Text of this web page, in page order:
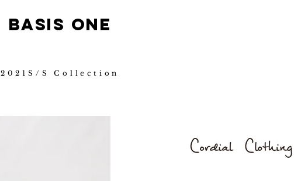
BASIS ONE
2021S/S Collection